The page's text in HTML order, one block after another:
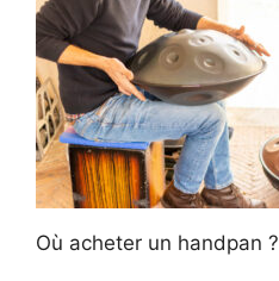
Où acheter un handpan ?